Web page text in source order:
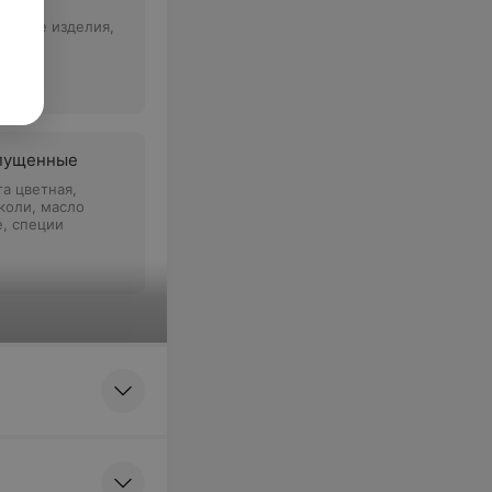
изделия,
цветная,
масло
специи